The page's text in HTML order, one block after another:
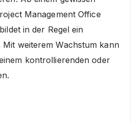
Management Office
in der Regel ein
Mit weiterem Wachstum kann
kontrollierenden oder